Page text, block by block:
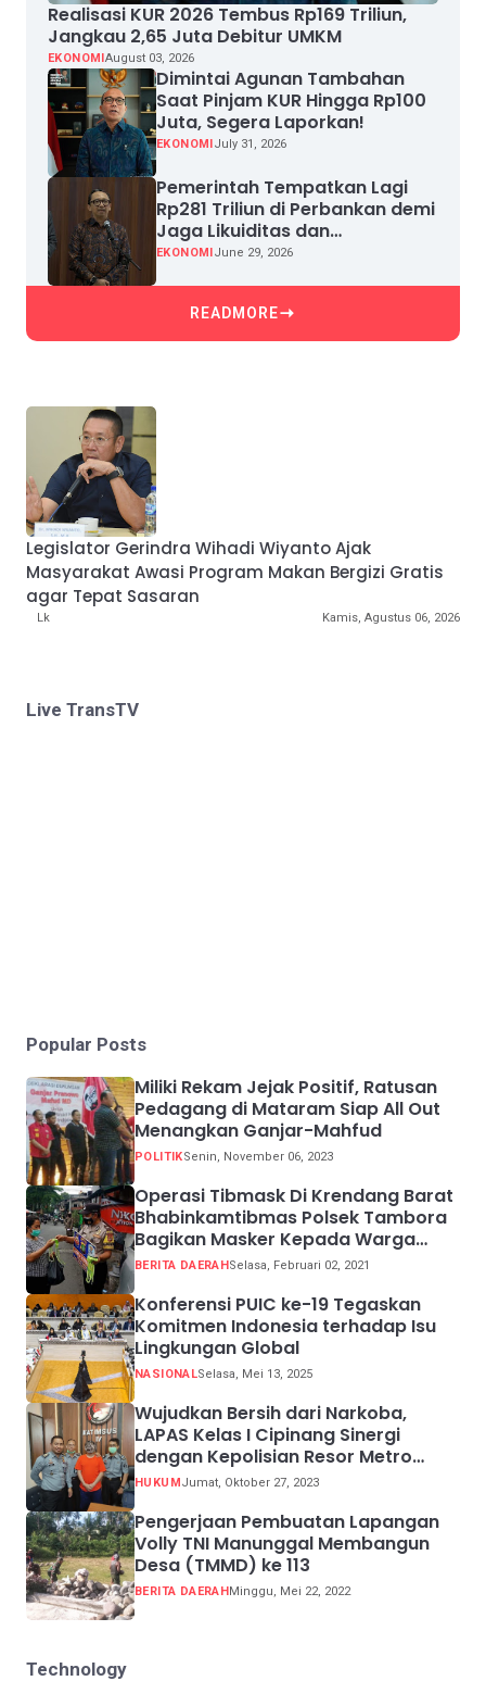
Realisasi KUR 2026 Tembus Rp169 Triliun,
Jangkau 2,65 Juta Debitur UMKM
EKONOMIAugust 03, 2026
Dimintai Agunan Tambahan
Saat Pinjam KUR Hingga Rp100
Juta, Segera Laporkan!
EKONOMIJuly 31, 2026
Pemerintah Tempatkan Lagi
Rp281 Triliun di Perbankan demi
Jaga Likuiditas dan
Pertumbuhan Kredit
EKONOMIJune 29, 2026
READMORE
Legislator Gerindra Wihadi Wiyanto Ajak
Masyarakat Awasi Program Makan Bergizi Gratis
agar Tepat Sasaran
Lk Kamis, Agustus 06, 2026
Live TransTV
Popular Posts
Miliki Rekam Jejak Positif, Ratusan
Pedagang di Mataram Siap All Out
Menangkan Ganjar-Mahfud
POLITIKSenin, November 06, 2023
Operasi Tibmask Di Krendang Barat
Bhabinkamtibmas Polsek Tambora
Bagikan Masker Kepada Warga
Pelanggar Prokes
BERITA DAERAHSelasa, Februari 02, 2021
Konferensi PUIC ke-19 Tegaskan
Komitmen Indonesia terhadap Isu
Lingkungan Global
NASIONALSelasa, Mei 13, 2025
Wujudkan Bersih dari Narkoba,
LAPAS Kelas I Cipinang Sinergi
dengan Kepolisian Resor Metro
Jakarta Barat
HUKUMJumat, Oktober 27, 2023
Pengerjaan Pembuatan Lapangan
Volly TNI Manunggal Membangun
Desa (TMMD) ke 113
BERITA DAERAHMinggu, Mei 22, 2022
Technology